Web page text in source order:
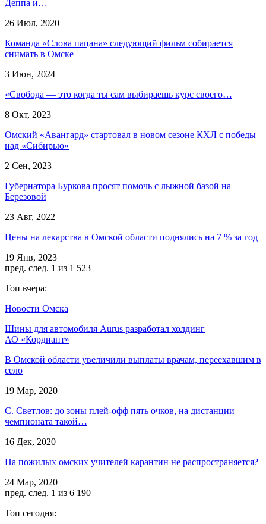
Деппа и…
26 Июл, 2020
Команда «Слова пацана» следующий фильм собирается
снимать в Омске
3 Июн, 2024
«Свобода — это когда ты сам выбираешь курс своего…
8 Окт, 2023
Омский «Авангард» стартовал в новом сезоне КХЛ с победы
над «Сибирью»
2 Сен, 2023
Губернатора Буркова просят помочь с лыжной базой на
Березовой
23 Авг, 2022
Цены на лекарства в Омской области поднялись на 7 % за год
19 Янв, 2023
пред. след. 1 из 1 523
Топ вчера:
Новости Омска
Шины для автомобиля Aurus разработал холдинг
АО «Кордиант»
В Омской области увеличили выплаты врачам, переехавшим в
село
19 Мар, 2020
С. Светлов: до зоны плей-офф пять очков, на дистанции
чемпионата такой…
16 Дек, 2020
На пожилых омских учителей карантин не распространяется?
24 Мар, 2020
пред. след. 1 из 6 190
Топ сегодня: